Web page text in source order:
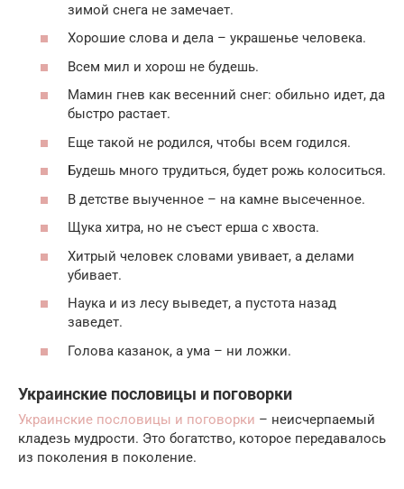
зимой снега не замечает.
Хорошие слова и дела – украшенье человека.
Всем мил и хорош не будешь.
Мамин гнев как весенний снег: обильно идет, да
быстро растает.
Еще такой не родился, чтобы всем годился.
Будешь много трудиться, будет рожь колоситься.
В детстве выученное – на камне высеченное.
Щука хитра, но не съест ерша с хвоста.
Хитрый человек словами увивает, а делами
убивает.
Наука и из лесу выведет, а пустота назад
заведет.
Голова казанок, а ума – ни ложки.
Украинские пословицы и поговорки
Украинские пословицы и поговорки – неисчерпаемый
кладезь мудрости. Это богатство, которое передавалось
из поколения в поколение.